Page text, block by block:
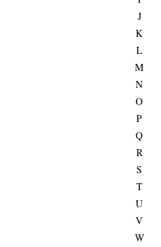
J
K
L
M
N
O
P
Q
R
S
T
U
V
W